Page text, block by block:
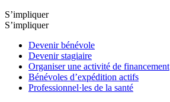
S’impliquer
S’impliquer
Devenir bénévole
Devenir stagiaire
Organiser une activité de financement
Bénévoles d’expédition actifs
Professionnel·les de la santé